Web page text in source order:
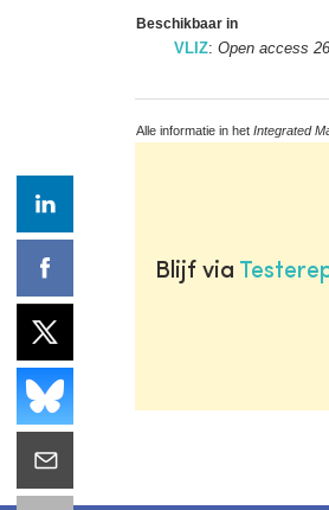
Beschikbaar in
VLIZ: Open access
Alle informatie in het Integrated
Blijf via